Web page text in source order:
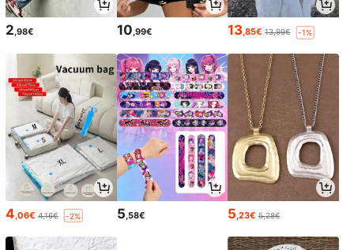
2,98€ 10,99€ 13,85€ 13,99€ -1%
4 ,06€ 4,16€ -2% 5 ,58€ 5 ,23€ 5,28€